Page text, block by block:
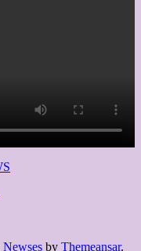
Newses by Themeansar.